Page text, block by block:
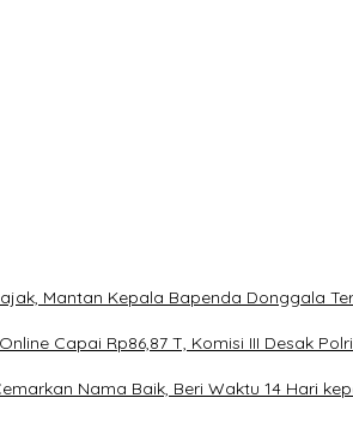
Mantan Kepala Bapenda Donggala
Capai Rp86,87 T, Komisi III Desak
Nama Baik, Beri Waktu 14 Hari